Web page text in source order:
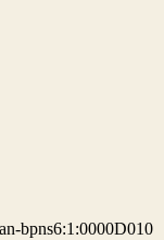
bpns6:1:0000D010